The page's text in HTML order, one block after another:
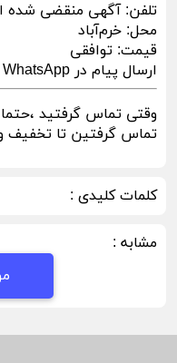
تلفن:آگهی منقضی شده
محل: خرم‌آباد
قیمت: توافقی
ارسال پیام در WhatsApp :
وقتی تماس گرفتید
تماس گرفتین تا تخفیف
کلمات کلیدی :
مشابه :